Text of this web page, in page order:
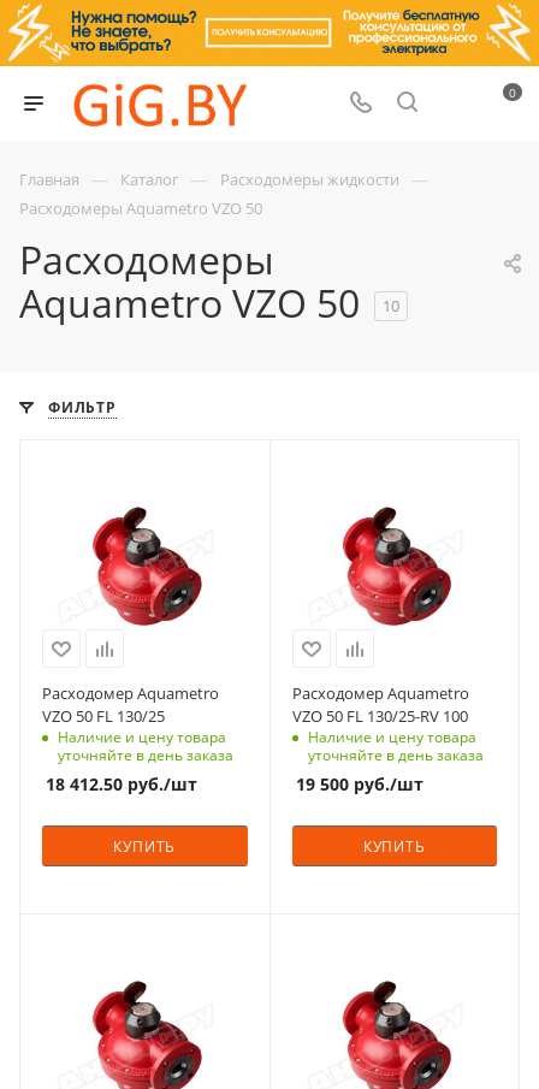
0
Главная — Каталог — Расходомеры жидкости —
Расходомеры Aquametro VZO 50
Расходомеры
Aquametro VZO 50
10
ФИЛЬТР
Расходомер Aquametro
VZO 50 FL 130/25
Наличие и цену товара
уточняйте в день заказа
18 412.50 руб./шт
КУПИТЬ
Расходомер Aquametro
VZO 50 FL 130/25-RV 100
Наличие и цену товара
уточняйте в день заказа
19 500руб./шт
КУПИТЬ